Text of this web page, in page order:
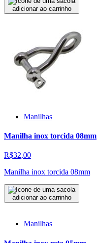
adicionar ao carrinho
Manilhas
Manilha inox torcida 08mm
R$32,00
Manilha inox torcida 08mm
adicionar ao carrinho
Manilhas